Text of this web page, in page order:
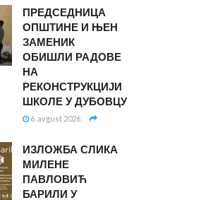
ПРЕДСЕДНИЦА
ОПШТИНЕ И ЊЕН
ЗАМЕНИК
ОБИШЛИ РАДОВЕ
НА
РЕКОНСТРУКЦИЈИ
ШКОЛЕ У ДУБОВЦУ
6. avgust 2026.
ИЗЛОЖБА СЛИКА
МИЛЕНЕ
ПАВЛОВИЋ
БАРИЛИ У